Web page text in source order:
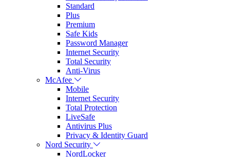
Standard
Plus
Premium
Safe Kids
Password Manager
Internet Security
Total Security
Anti-Virus
McAfee
Mobile
Internet Security
Total Protection
LiveSafe
Antivirus Plus
Privacy & Identity Guard
Nord Security
NordLocker